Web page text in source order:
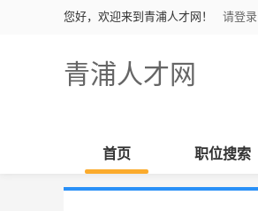
您好，欢迎来到青浦人才网！ 请登录
青浦人才网
首页 职位搜索